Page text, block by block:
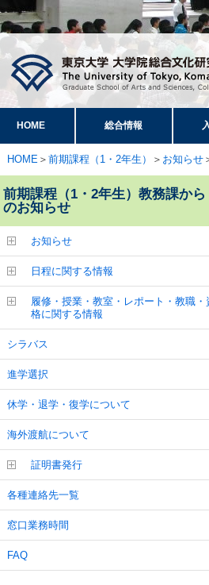
HOME 総合情報
HOME ＞ 前期課程（1・2年生） ＞ お知らせ
前期課程（1・2年生）教務課から
のお知らせ
お知らせ
日程に関する情報
履修・授業・教室・レポート・教職・
格に関する情報
シラバス
進学選択
休学・退学・復学について
海外渡航について
証明書発行
各種連絡先一覧
窓口業務時間
FAQ